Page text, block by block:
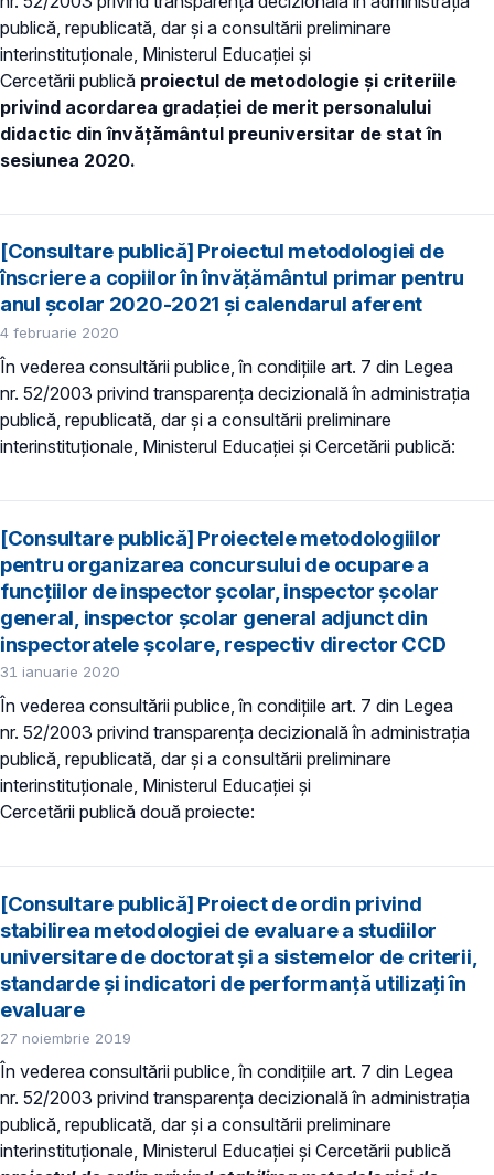
publică, republicată, dar și a consultării preliminare
interinstituționale, Ministerul Educaţiei și
Cercetării publică proiectul de metodologie și criteriile
privind acordarea gradaţiei de merit personalului
didactic din învăţământul preuniversitar de stat în
sesiunea 2020.
[Consultare publică] Proiectul metodologiei de
înscriere a copiilor în învățământul primar pentru
anul școlar 2020-2021 și calendarul aferent
4 februarie 2020
În vederea consultării publice, în condiţiile art. 7 din Legea
nr. 52/2003 privind transparenţa decizională în administraţia
publică, republicată, dar și a consultării preliminare
interinstituționale, Ministerul Educaţiei și Cercetării publică:
[Consultare publică] Proiectele metodologiilor
pentru organizarea concursului de ocupare a
funcțiilor de inspector școlar, inspector școlar
general, inspector școlar general adjunct din
inspectoratele şcolare, respectiv director CCD
31 ianuarie 2020
În vederea consultării publice, în condiţiile art. 7 din Legea
nr. 52/2003 privind transparenţa decizională în administraţia
publică, republicată, dar și a consultării preliminare
interinstituționale, Ministerul Educaţiei și
Cercetării publică două proiecte:
[Consultare publică] Proiect de ordin privind
stabilirea metodologiei de evaluare a studiilor
universitare de doctorat și a sistemelor de criterii,
standarde și indicatori de performanță utilizați în
evaluare
27 noiembrie 2019
În vederea consultării publice, în condiţiile art. 7 din Legea
nr. 52/2003 privind transparenţa decizională în administraţia
publică, republicată, dar și a consultării preliminare
interinstituționale, Ministerul Educaţiei și Cercetării publică